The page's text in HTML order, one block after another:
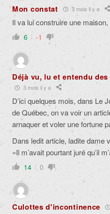
Mon constat 3 mois il y a
Il va lui construire une
6 -1
Déjà vu, lu et entendu
3 mois il y a
D’ici quelques mois, dans Le
de Québec, on va voir un
arnaquer et voler une fortune
Dans ledit article, ladite dame
«Il m’avait pourtant juré qu’il
14 0
Culottes d'incontinence